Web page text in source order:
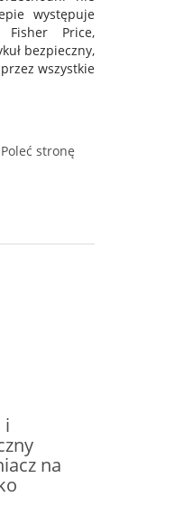
występuje
Price,
bezpieczny,
wszystkie
Poleć stronę
i
na